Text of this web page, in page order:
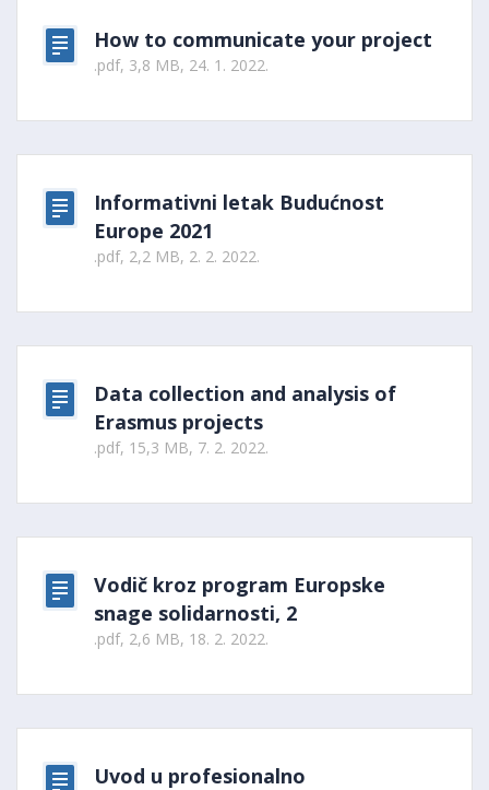
How to communicate your project
.pdf, 3,8 MB, 24. 1. 2022.
Informativni letak Budućnost
Europe 2021
.pdf, 2,2 MB, 2. 2. 2022.
Data collection and analysis of
Erasmus projects
.pdf, 15,3 MB, 7. 2. 2022.
Vodič kroz program Europske
snage solidarnosti, 2
.pdf, 2,6 MB, 18. 2. 2022.
Uvod u profesionalno